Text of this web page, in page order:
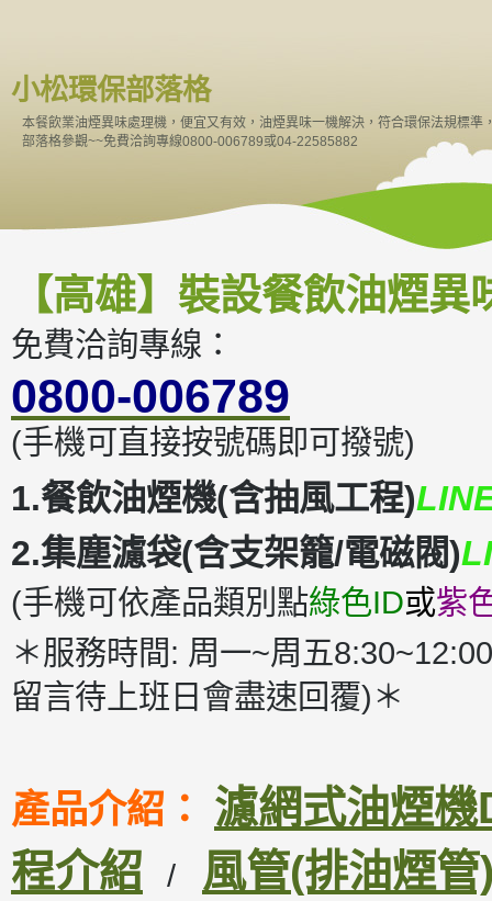
小松環保部落格
本餐飲業油煙異味處理機，便宜又有效，油煙異味一機解決，符合環保法規標
部落格參觀~~免費洽詢專線0800-006789或04-22585882
【高雄】裝設餐飲油煙
免費洽詢專線：
0800-006789
(手機可直接按號碼即可撥號)
1.餐飲油煙機(含抽風工程)
2.集塵濾袋(含支架籠/電磁閥)
(手機可依產品類別點綠色ID或紫
＊服務時間: 周一~周五
留言待上班日會盡速回覆)＊
產品介紹： 濾網式油煙
程介紹
/ 風管(排油煙管